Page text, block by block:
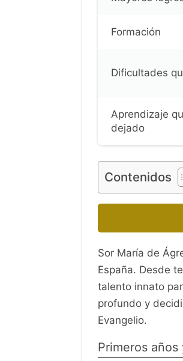
Formación
Dificultades
Aprendizaje
dejado
Contenidos
Sor María de
España. Desde
talento innato
profundo y
Evangelio.
Primeros